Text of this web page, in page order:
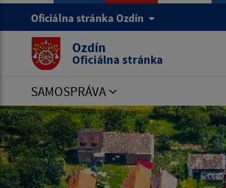
Oficiálna stránka Ozdín
Ozdín
Oficiálna stránka
SAMOSPRÁVA